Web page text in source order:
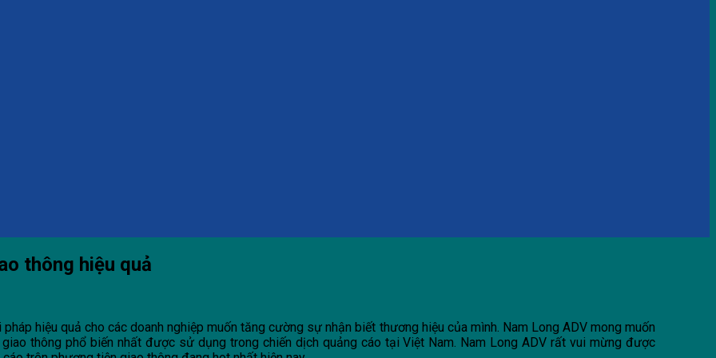
thông hiệu quả
hiệu quả cho các doanh nghiệp muốn tăng cường sự nhận biết thương hiệu của mình. Nam Long ADV mong muốn
thông phổ biến nhất được sử dụng trong chiến dịch quảng cáo tại Việt Nam. Nam Long ADV rất vui mừng được